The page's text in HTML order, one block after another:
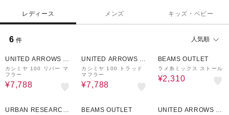
レディース メンズ キッズ・ベビー
6 件 人気順
UNITED ARROWS O
UTLET
カシミヤ 100 リバー マ
フラー
¥7,788
UNITED ARROWS O
UTLET
カシミヤ 100 トラッド
マフラー
¥7,788
BEAMS OUTLET
ラメ糸ミックス ストール
¥2,310
URBAN RESEARCH
BEAMS OUTLET
UNITED ARROWS O